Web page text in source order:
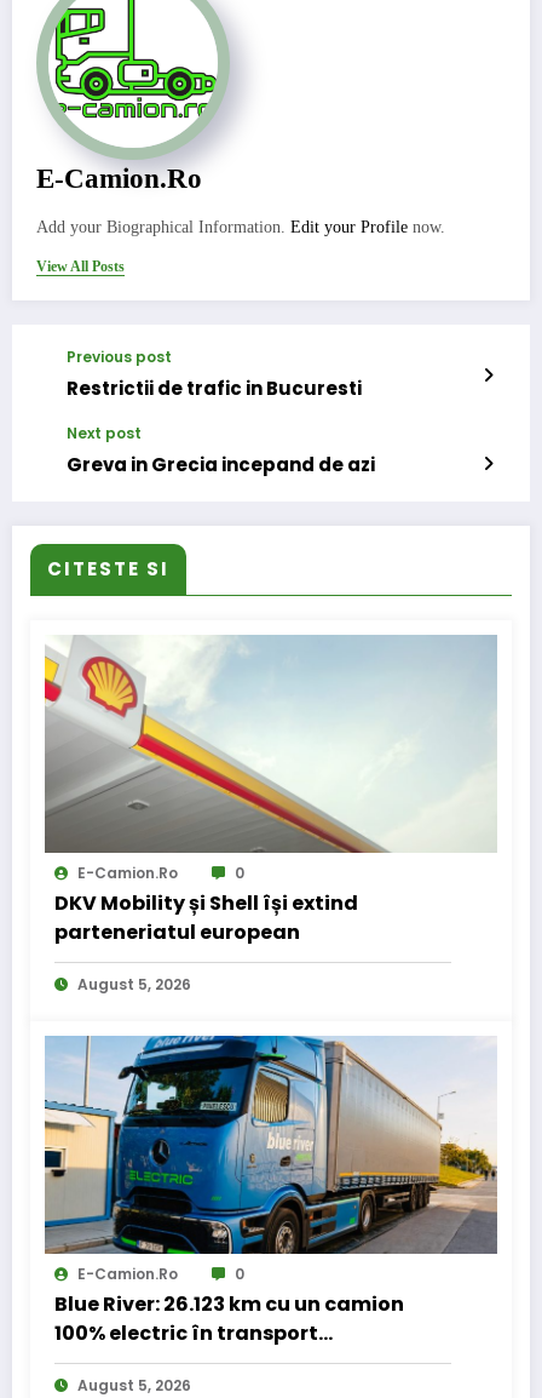
E-Camion.ro
Add your Biographical Information. Edit your Profile now.
View All Posts
Previous post
Restrictii de trafic in Bucuresti
Next post
Greva in Grecia incepand de azi
CITESTE SI
E-Camion.ro 0
DKV Mobility și Shell își extind
parteneriatul european
August 5, 2026
E-Camion.ro 0
Blue River: 26.123 km cu un camion
100% electric în transport
internațional
August 5, 2026